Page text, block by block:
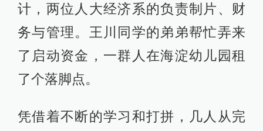
计，两位人大经济系的负责制片、财
务与管理。王川同学的弟弟帮忙弄来
了启动资金，一群人在海淀幼儿园租
了个落脚点。
凭借着不断的学习和打拼，几人从完